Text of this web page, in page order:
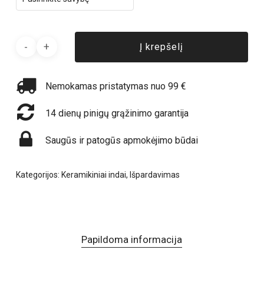
Į krepšelį
Nemokamas pristatymas nuo 99 €
14 dienų pinigų grąžinimo garantija
Saugūs ir patogūs apmokėjimo būdai
Kategorijos: Keramikiniai indai, Išpardavimas
Papildoma informacija